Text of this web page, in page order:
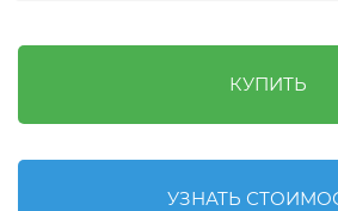
КУПИТЬ
УЗНАТЬ